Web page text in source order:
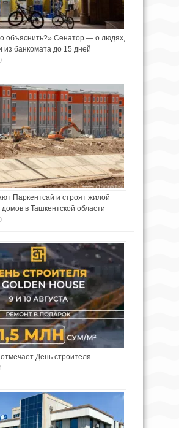
объяснить?» Сенатор — о людях,
из банкомата до 15 дней
Паркентсай и строят жилой
в Ташкентской области
День строителя